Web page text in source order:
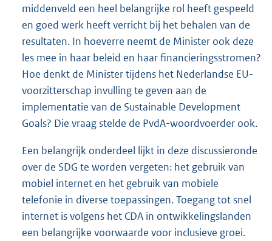
middenveld een heel belangrijke rol heeft gespeeld
en goed werk heeft verricht bij het behalen van de
resultaten. In hoeverre neemt de Minister ook deze
les mee in haar beleid en haar financieringsstromen?
Hoe denkt de Minister tijdens het Nederlandse EU-
voorzitterschap invulling te geven aan de
implementatie van de Sustainable Development
Goals? Die vraag stelde de PvdA-woordvoerder ook.
Een belangrijk onderdeel lijkt in deze discussieronde
over de SDG te worden vergeten: het gebruik van
mobiel internet en het gebruik van mobiele
telefonie in diverse toepassingen. Toegang tot snel
internet is volgens het CDA in ontwikkelingslanden
een belangrijke voorwaarde voor inclusieve groei.